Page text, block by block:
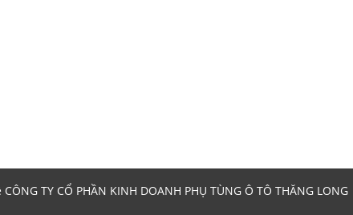
TY CỔ PHẦN KINH DOANH PHỤ TÙNG Ô TÔ THĂNG